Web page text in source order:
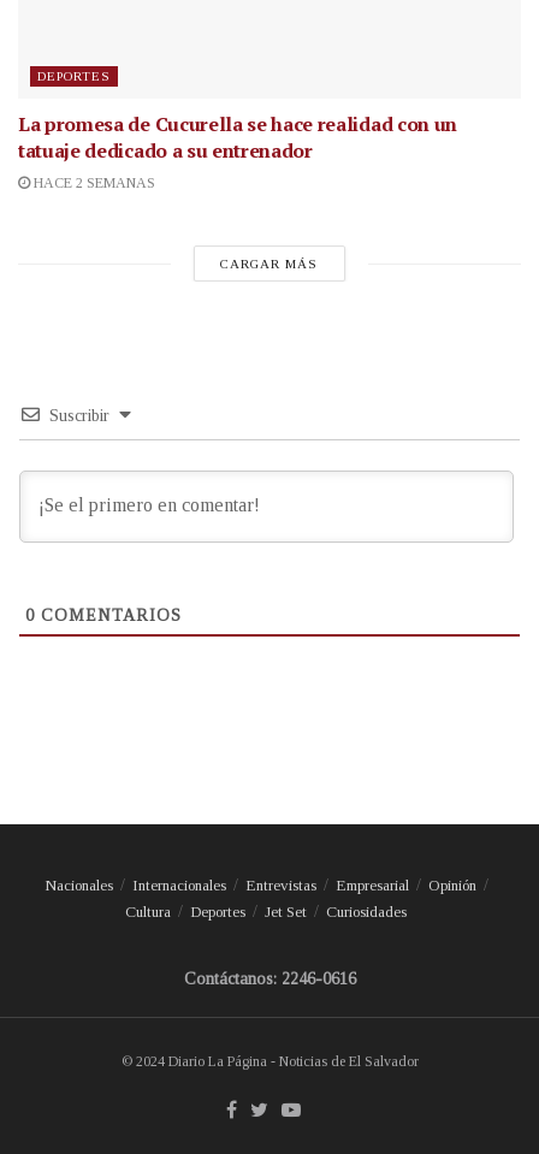
DEPORTES
La promesa de Cucurella se hace realidad con un
tatuaje dedicado a su entrenador
HACE 2 SEMANAS
CARGAR MÁS
Suscribir
0 COMENTARIOS
Nacionales Internacionales Entrevistas Empresarial
Opinión
Cultura
Deportes Jet Set Curiosidades
Contáctanos: 2246-0616
© 2024 Diario La Página - Noticias de El Salvador